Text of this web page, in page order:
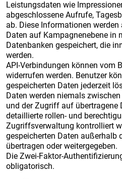
Leistungsdaten wie
abgeschlossene Aufrufe,
ab. Diese Informationen
Daten auf Kampagnenebene in
Datenbanken gespeichert, die
werden.
API-Verbindungen können vom
widerrufen werden. Benutzer
gespeicherten Daten jederzeit
Daten werden niemals
und der Zugriff auf übertragene
detaillierte rollen- und
Zugriffsverwaltung kontrolliert
gespeicherten Daten außerhalb
übertragen oder weitergegeben.
Die Zwei-Faktor-
obligatorisch.